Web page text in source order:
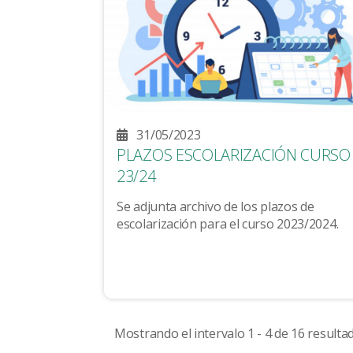
31/05/2023
PLAZOS ESCOLARIZACIÓN CURSO
23/24
Se adjunta archivo de los plazos de
escolarización para el curso 2023/2024.
Mostrando el intervalo 1 - 4 de 16